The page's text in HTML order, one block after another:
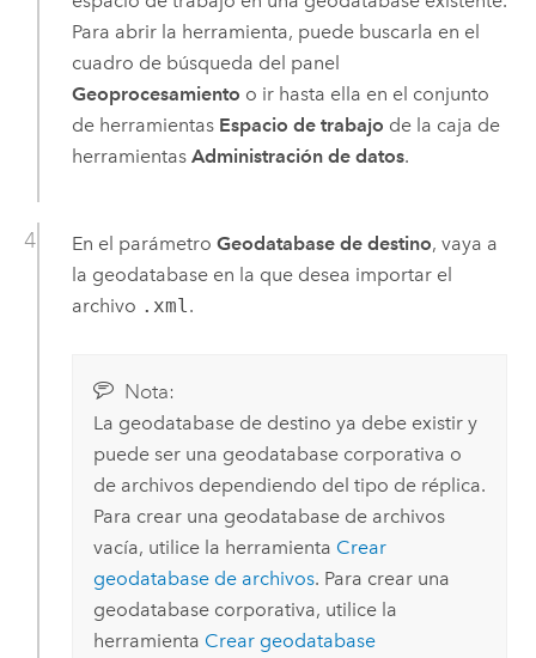
Para abrir la herramienta, puede buscarla en el
cuadro de búsqueda del panel
Geoprocesamiento o ir hasta ella en el conjunto
de herramientas Espacio de trabajo de la caja de
herramientas Administración de datos.
En el parámetro Geodatabase de destino, vaya a
la geodatabase en la que desea importar el
archivo .xml.
Nota:
La geodatabase de destino ya debe existir y
puede ser una geodatabase corporativa o
de archivos dependiendo del tipo de réplica.
Para crear una geodatabase de archivos
vacía, utilice la herramienta Crear
geodatabase de archivos. Para crear una
geodatabase corporativa, utilice la
herramienta Crear geodatabase